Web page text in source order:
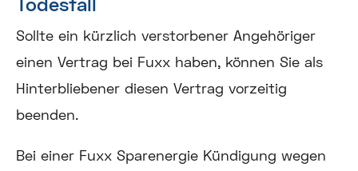
Sollte ein kürzlich verstorbener Angehöriger
einen Vertrag bei Fuxx haben, können Sie als
Hinterbliebener diesen Vertrag vorzeitig
beenden.
Bei einer Fuxx Sparenergie Kündigung wegen